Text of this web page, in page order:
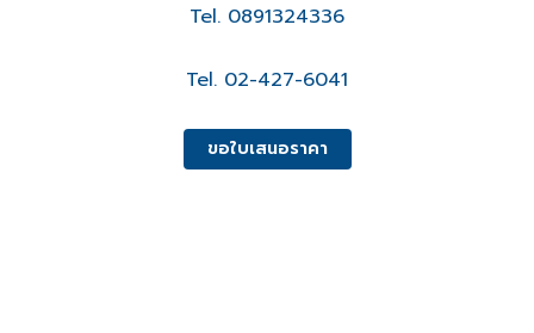
Tel. 0891324336
Tel. 02-427-6041
ขอใบเสนอราคา